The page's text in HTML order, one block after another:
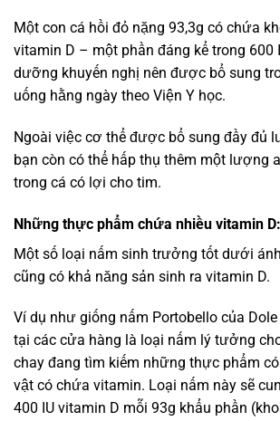
Một con cá hồi đỏ nặng 93,3g có chứa
vitamin D – một phần đáng kể trong 600
dưỡng khuyến nghị nên được bổ sung
uống hằng ngày theo Viện Y học.
Ngoài việc cơ thể được bổ sung đầy đủ
bạn còn có thể hấp thụ thêm một lượng
trong cá có lợi cho tim.
Những thực phẩm chứa nhiều vitamin
Một số loại nấm sinh trưởng tốt dưới
cũng có khả năng sản sinh ra vitamin D.
Ví dụ như giống nấm Portobello của
tại các cửa hàng là loại nấm lý tưởng
chay đang tìm kiếm những thực phẩm
vật có chứa vitamin. Loại nấm này sẽ
400 IU vitamin D mỗi 93g khẩu phần